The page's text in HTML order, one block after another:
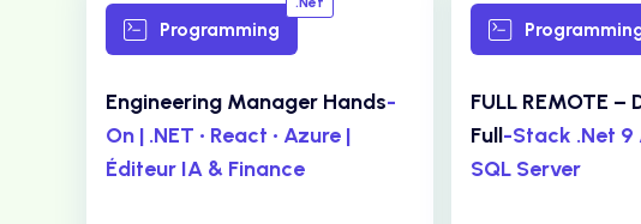
Programming
Engineering Manager Hands-
On | .NET • React • Azure |
Éditeur IA & Finance
FULL REMOTE –
Full-Stack .Net 9
SQL Server